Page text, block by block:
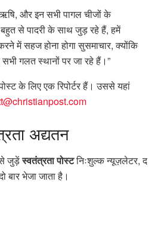
ऋषि, और इन सभी पागल चीजों के
बहुत से पादरी के साथ जुड़ रहे हैं, हमें
में सहज होना होगा सुसमाचार, क्योंकि
गलत स्थानों पर जा रहे हैं।”
के लिए एक रिपोर्टर हैं। उससे यहां
अद्यतन
से जुड़ेंस्वतंत्रता पोस्टनिःशुल्क न्यूज़लेटर, द
बार भेजा जाता है।